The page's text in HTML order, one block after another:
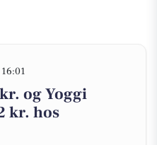
og Yoggi
kr. hos